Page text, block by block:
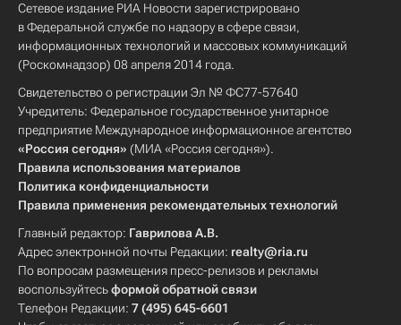
Сетевое издание РИА Новости зарегистрировано
в Федеральной службе по надзору в сфере связи,
информационных технологий и массовых коммуникаций
(Роскомнадзор) 08 апреля 2014 года.
Свидетельство о регистрации Эл № ФС77-57640
Учредитель: Федеральное государственное унитарное
предприятие Международное информационное агентство
«Россия сегодня» (МИА «Россия сегодня»).
Правила использования материалов
Политика конфиденциальности
Правила применения рекомендательных технологий
Главный редактор: Гаврилова А.В.
Адрес электронной почты Редакции: realty@ria.ru
По вопросам размещения пресс-релизов и рекламы
воспользуйтесьформой обратной связи
Телефон Редакции: 7 (495) 645-6601